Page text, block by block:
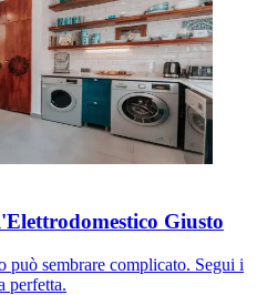
Giusto
può sembrare complicato. Segui i
perfetta.